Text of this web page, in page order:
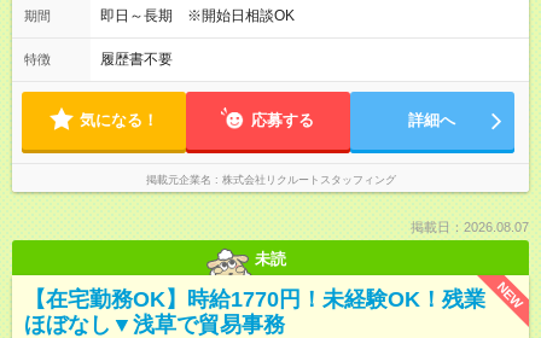
期間 即日～長期 ※開始日相談OK
特徴 履歴書不要
気になる！ 応募する 詳細へ
掲載元企業名 株式会社リクルートスタッフィング
掲載日：2026.08.07
未読
NEW
【在宅勤務OK】時給1770円！未経験OK！残業
ほぼなし▼浅草で貿易事務